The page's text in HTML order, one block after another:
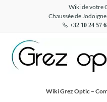
Wiki de votre
Chaussée de
+32 10 24 57
Wiki Grez Optic –